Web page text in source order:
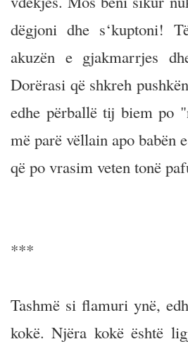
dëgjoni dhe s‘kuptoni!
akuzën e gjakmarrjes
Dorërasi që shkreh
edhe përballë tij biem po
më parë vëllain apo babën
që po vrasim veten tonë
***
Tashmë si flamuri ynë,
kokë. Njëra kokë është